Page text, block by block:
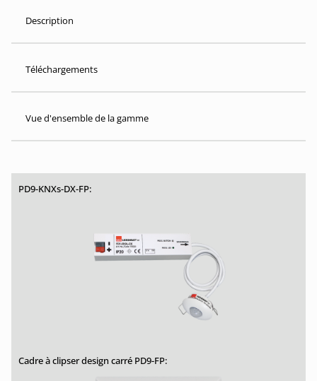
Description
Téléchargements
Vue d'ensemble de la gamme